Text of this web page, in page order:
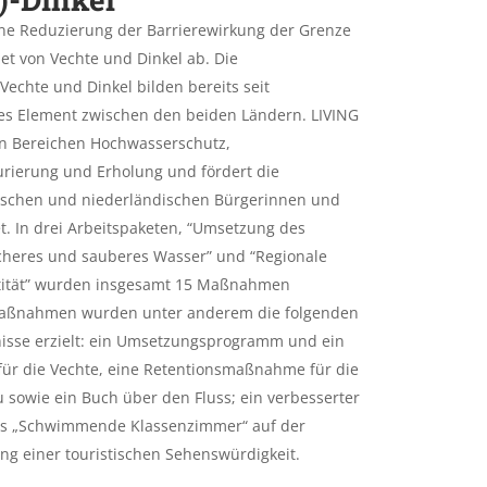
Reduzierung der Barrierewirkung der Grenze
von Vechte und Dinkel ab. Die
und Dinkel bilden bereits seit
Element zwischen den beiden Ländern. LIVING
Hochwasserschutz,
und Erholung und fördert die
und niederländischen Bürgerinnen und
In drei Arbeitspaketen, “Umsetzung des
und sauberes Wasser” und “Regionale
wurden insgesamt 15 Maßnahmen
wurden unter anderem die folgenden
erzielt: ein Umsetzungsprogramm und ein
die Vechte, eine Retentionsmaßnahme für die
sowie ein Buch über den Fluss; ein verbesserter
„Schwimmende Klassenzimmer“ auf der
einer touristischen Sehenswürdigkeit.